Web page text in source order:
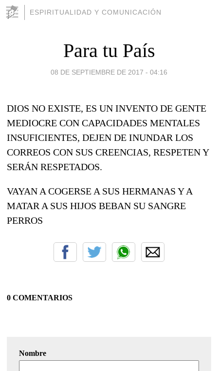
ESPIRITUALIDAD Y COMUNICACIÓN
Para tu País
08 DE SEPTIEMBRE DE 2017 - 04:16
DIOS NO EXISTE, ES UN INVENTO DE GENTE
MEDIOCRE CON CAPACIDADES MENTALES
INSUFICIENTES, DEJEN DE INUNDAR LOS
CORREOS CON SUS CREENCIAS, RESPETEN Y
SERÁN RESPETADOS.
VAYAN A COGERSE A SUS HERMANAS Y A
MATAR A SUS HIJOS BEBAN SU SANGRE
PERROS
0 COMENTARIOS
Nombre